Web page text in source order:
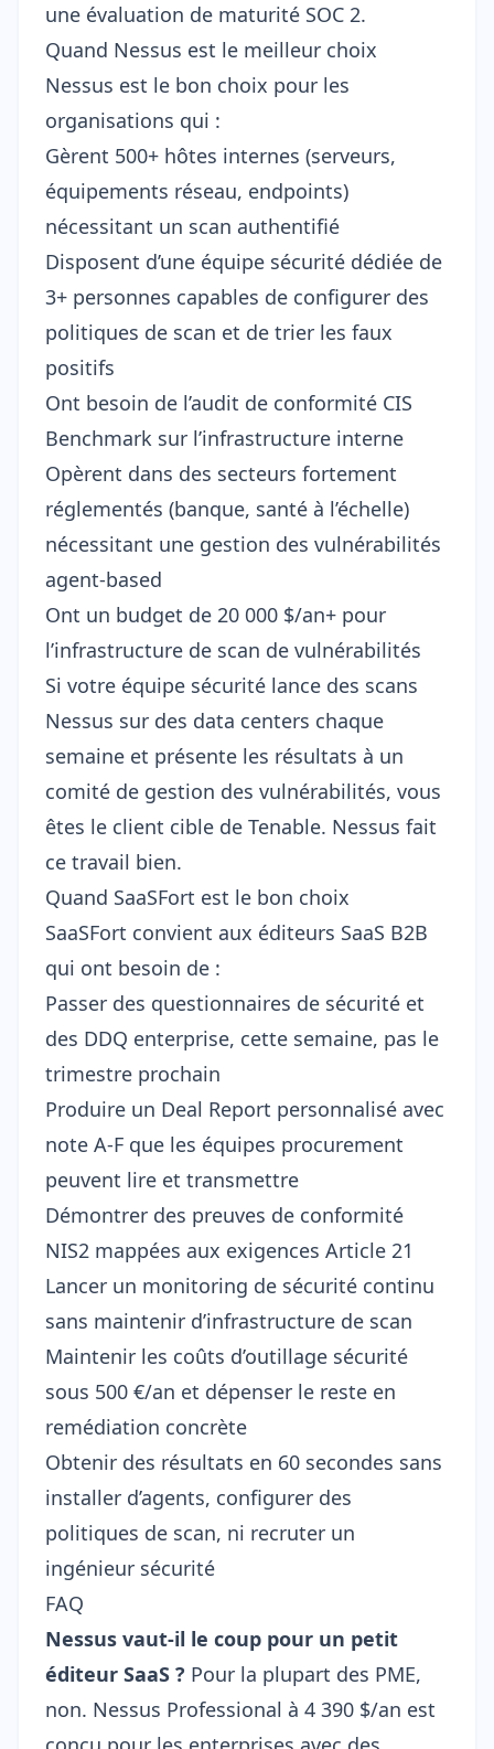
une évaluation de maturité SOC 2.
Quand Nessus est le meilleur choix
Nessus est le bon choix pour les
organisations qui :
Gèrent 500+ hôtes internes (serveurs,
équipements réseau, endpoints)
nécessitant un scan authentifié
Disposent d’une équipe sécurité dédiée de
3+ personnes capables de configurer des
politiques de scan et de trier les faux
positifs
Ont besoin de l’audit de conformité CIS
Benchmark sur l’infrastructure interne
Opèrent dans des secteurs fortement
réglementés (banque, santé à l’échelle)
nécessitant une gestion des vulnérabilités
agent-based
Ont un budget de 20 000 $/an+ pour
l’infrastructure de scan de vulnérabilités
Si votre équipe sécurité lance des scans
Nessus sur des data centers chaque
semaine et présente les résultats à un
comité de gestion des vulnérabilités, vous
êtes le client cible de Tenable. Nessus fait
ce travail bien.
Quand SaaSFort est le bon choix
SaaSFort convient aux éditeurs SaaS B2B
qui ont besoin de :
Passer des questionnaires de sécurité et
des DDQ enterprise, cette semaine, pas le
trimestre prochain
Produire un Deal Report personnalisé avec
note A-F que les équipes procurement
peuvent lire et transmettre
Démontrer des preuves de conformité
NIS2 mappées aux exigences Article 21
Lancer un monitoring de sécurité continu
sans maintenir d’infrastructure de scan
Maintenir les coûts d’outillage sécurité
sous 500 €/an et dépenser le reste en
remédiation concrète
Obtenir des résultats en 60 secondes sans
installer d’agents, configurer des
politiques de scan, ni recruter un
ingénieur sécurité
FAQ
Nessus vaut-il le coup pour un petit
éditeur SaaS ? Pour la plupart des PME,
non. Nessus Professional à 4 390 $/an est